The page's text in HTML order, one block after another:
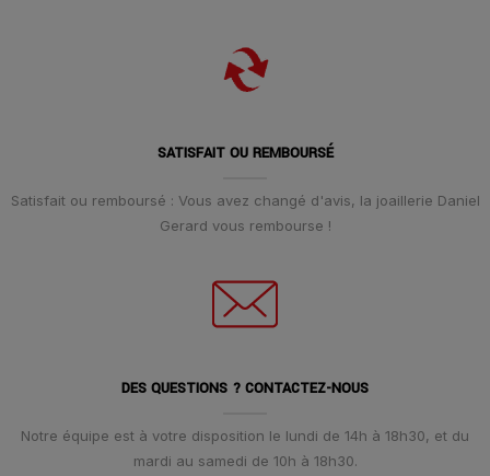
SATISFAIT OU REMBOURSÉ
Satisfait ou remboursé : Vous avez changé d'avis, la joaillerie Daniel
Gerard vous rembourse !
DES QUESTIONS ? CONTACTEZ-NOUS
Notre équipe est à votre disposition le lundi de 14h à 18h30, et du
mardi au samedi de 10h à 18h30.